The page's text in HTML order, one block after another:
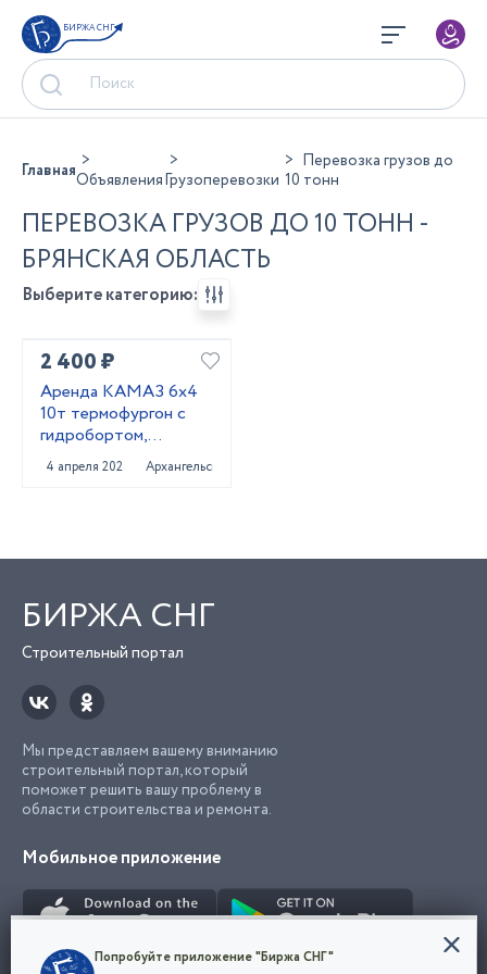
БИРЖА СНГ
ГлавнаяОбъявленияГрузоперевозки
Перевозка грузов до
10 тонн
ПЕРЕВОЗКА ГРУЗОВ ДО 10 ТОНН -
БРЯНСКАЯ ОБЛАСТЬ
Выберите категорию:
2 400 ₽
Аренда КАМАЗ 6х4
10т термофургон с
гидробортом,
Архангельск
4 апреля 2025 Архангельск
БИРЖА СНГ
Строительный портал
Мы представляем вашему вниманию
строительный портал, который
поможет решить вашу проблему в
области строительства и ремонта.
Мобильное приложение
Конфиденциальность
Попробуйте приложение "Биржа СНГ"